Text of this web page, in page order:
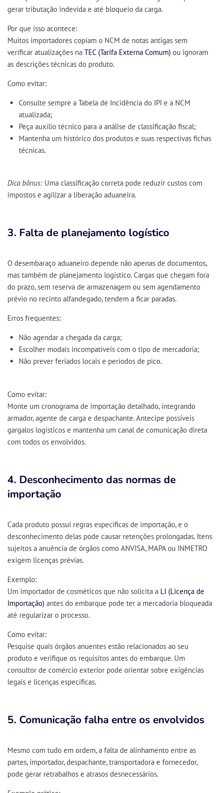
gerar tributação indevida e até bloqueio da carga.
Por que isso acontece:
Muitos importadores copiam o NCM de notas antigas sem
verificar atualizações na TEC (Tarifa Externa Comum) ou ignoram
as descrições técnicas do produto.
Como evitar:
Consulte sempre a Tabela de Incidência do IPI e a NCM
atualizada;
Peça auxílio técnico para a análise de classificação fiscal;
Mantenha um histórico dos produtos e suas respectivas fichas
técnicas.
Dica bônus:Uma classificação correta pode reduzir custos com
impostos e agilizar a liberação aduaneira.
3. Falta de planejamento logístico
O desembaraço aduaneiro depende não apenas de documentos,
mas também de planejamento logístico. Cargas que chegam fora
do prazo, sem reserva de armazenagem ou sem agendamento
prévio no recinto alfandegado, tendem a ficar paradas.
Erros frequentes:
Não agendar a chegada da carga;
Escolher modais incompatíveis com o tipo de mercadoria;
Não prever feriados locais e períodos de pico.
Como evitar:
Monte um cronograma de importação detalhado, integrando
armador, agente de carga e despachante. Antecipe possíveis
gargalos logísticos e mantenha um canal de comunicação direta
com todos os envolvidos.
4. Desconhecimento das normas de
importação
Cada produto possui regras específicas de importação, e o
desconhecimento delas pode causar retenções prolongadas. Itens
sujeitos a anuência de órgãos como ANVISA, MAPA ou INMETRO
exigem licenças prévias.
Exemplo:
Um importador de cosméticos que não solicita a LI (Licença de
Importação) antes do embarque pode ter a mercadoria bloqueada
até regularizar o processo.
Como evitar:
Pesquise quais órgãos anuentes estão relacionados ao seu
produto e verifique os requisitos antes do embarque. Um
consultor de comércio exterior pode orientar sobre exigências
legais e licenças específicas.
5. Comunicação falha entre os envolvidos
Mesmo com tudo em ordem, a falta de alinhamento entre as
partes, importador, despachante, transportadora e fornecedor,
pode gerar retrabalhos e atrasos desnecessários.